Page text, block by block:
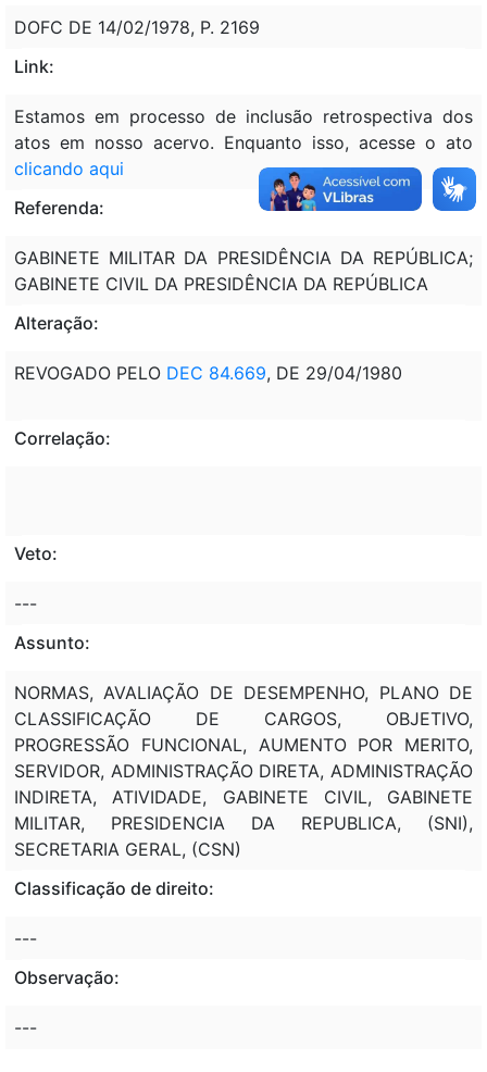
DOFC DE 14/02/1978, P. 2169
Link:
Estamos em processo de inclusão retrospectiva dos
atos em nosso acervo. Enquanto isso, acesse o ato
clicando aqui
Referenda:
GABINETE MILITAR DA PRESIDÊNCIA DA REPÚBLICA;
GABINETE CIVIL DA PRESIDÊNCIA DA REPÚBLICA
Alteração:
REVOGADO PELO DEC 84.669, DE 29/04/1980
Correlação:
Veto:
---
Assunto:
NORMAS, AVALIAÇÃO DE DESEMPENHO, PLANO DE
CLASSIFICAÇÃO DE CARGOS, OBJETIVO,
PROGRESSÃO FUNCIONAL, AUMENTO POR MERITO,
SERVIDOR, ADMINISTRAÇÃO DIRETA, ADMINISTRAÇÃO
INDIRETA, ATIVIDADE, GABINETE CIVIL, GABINETE
MILITAR, PRESIDENCIA DA REPUBLICA, (SNI),
SECRETARIA GERAL, (CSN)
Classificação de direito:
---
Observação:
---